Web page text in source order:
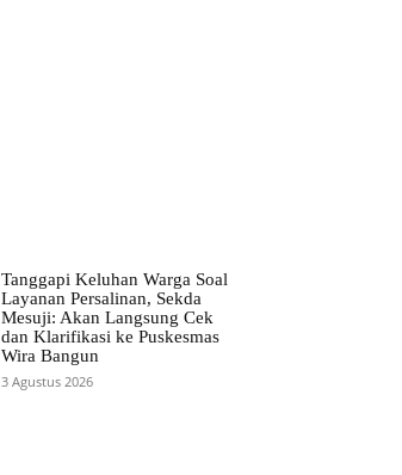
Tanggapi Keluhan Warga Soal
Layanan Persalinan, Sekda
Mesuji: Akan Langsung Cek
dan Klarifikasi ke Puskesmas
Wira Bangun
3 Agustus 2026